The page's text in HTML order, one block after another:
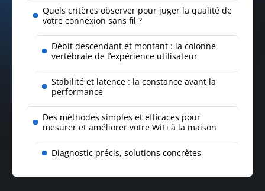
Quels critères observer pour juger la qualité de
votre connexion sans fil ?
Débit descendant et montant : la colonne
vertébrale de l’expérience utilisateur
Stabilité et latence : la constance avant la
performance
Des méthodes simples et efficaces pour
mesurer et améliorer votre WiFi à la maison
Diagnostic précis, solutions concrètes